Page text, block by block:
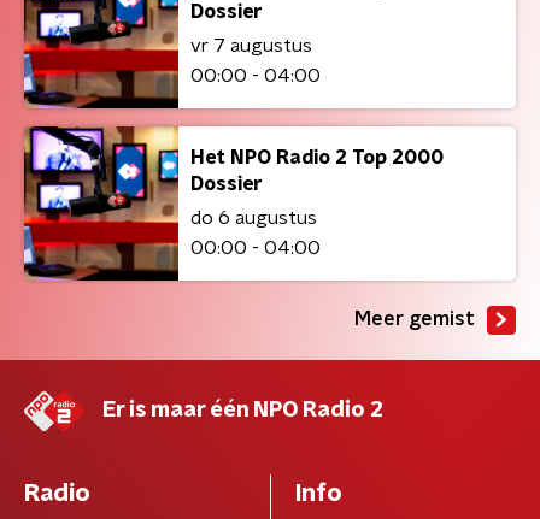
Dossier
vr 7 augustus
00:00 - 04:00
Het NPO Radio 2 Top 2000
Dossier
do 6 augustus
00:00 - 04:00
Meer gemist
Er is maar één NPO Radio 2
Radio Info